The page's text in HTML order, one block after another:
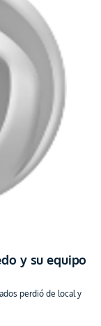
y su equipo
perdió de local y